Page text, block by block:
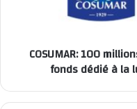
COSUMAR: 100
fonds dédié à la